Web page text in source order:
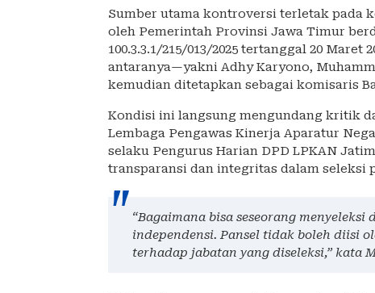
Sumber utama kontroversi terletak pada
oleh Pemerintah Provinsi Jawa Timur
100.3.3.1/215/013/2025 tertanggal 20
antaranya—yakni Adhy Karyono,
kemudian ditetapkan sebagai komisaris
Kondisi ini langsung mengundang kritik
Lembaga Pengawas Kinerja Aparatur
selaku Pengurus Harian DPD LPKAN
transparansi dan integritas dalam
“Bagaimana bisa seseorang
independensi. Pansel tidak boleh diisi
terhadap jabatan yang diseleksi,” kata